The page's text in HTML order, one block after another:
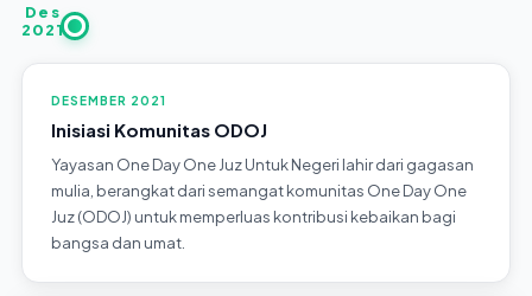
DESEMBER 2021
Inisiasi Komunitas ODOJ
Yayasan One Day One Juz Untuk Negeri lahir dari gagasan
mulia, berangkat dari semangat komunitas One Day One
Juz (ODOJ) untuk memperluas kontribusi kebaikan bagi
bangsa dan umat.
Des
2021